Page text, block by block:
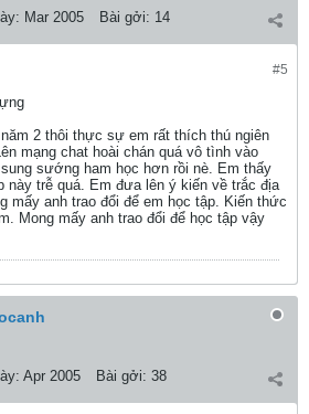
Mar 2005 Bài gởi: 14
#5
2 thôi thực sự em rất thích thú ngiên
mạng chat hoài chán quá vô tình vào
sướng ham học hơn rồi nè. Em thấy
này trễ quá. Em đưa lên ý kiến về trắc địa
mấy anh trao đổi để em học tập. Kiến thức
Mong mấy anh trao đổi để học tập vậy
Apr 2005 Bài gởi: 38